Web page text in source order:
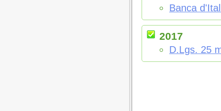
Banca
2017
D.Lgs. 25